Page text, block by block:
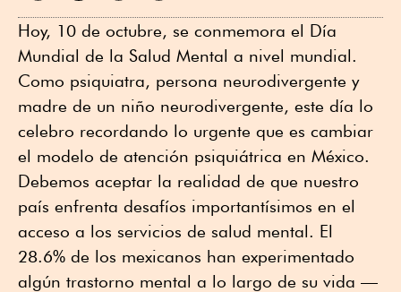
Hoy, 10 de octubre, se conmemora el Día
Mundial de la Salud Mental a nivel mundial.
Como psiquiatra, persona neurodivergente y
madre de un niño neurodivergente, este día lo
celebro recordando lo urgente que es cambiar
el modelo de atención psiquiátrica en México.
Debemos aceptar la realidad de que nuestro
país enfrenta desafíos importantísimos en el
acceso a los servicios de salud mental. El
28.6% de los mexicanos han experimentado
algún trastorno mental a lo largo de su vida —